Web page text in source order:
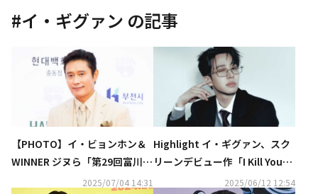
#イ・ギグァン の記事
【PHOTO】イ・ビョンホン＆
WINNER ジヌら「第29回富川国
際ファンタスティック映画祭」
2025/07/04 14:31
Highlight イ・ギグァン、スク
リーンデビュー作「I Kill You」
が富川国際ファンタスティック
2025/06/12 12:54